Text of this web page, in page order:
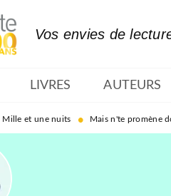
Vos envies de
LIVRES AUTEURS
Mille et une nuits • Mais n'te promène